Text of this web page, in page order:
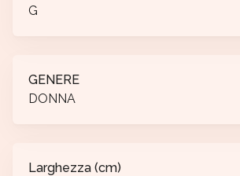
G
GENERE
DONNA
Larghezza (cm)